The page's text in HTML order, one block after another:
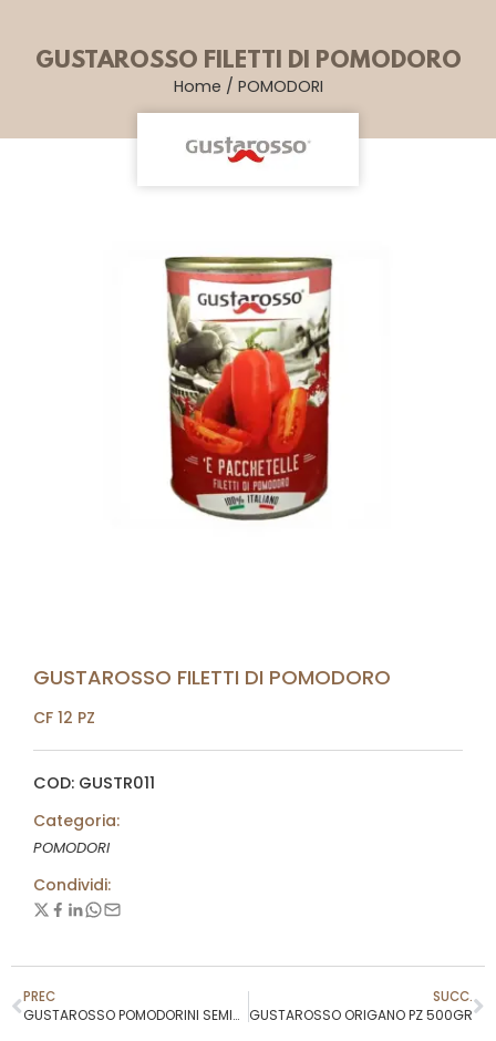
GUSTAROSSO FILETTI DI POMODORO
Home / POMODORI
GUSTAROSSO FILETTI DI POMODORO
CF 12 PZ
COD: GUSTR011
Categoria:
POMODORI
Condividi:
PREC
GUSTAROSSO POMODORINI SEMIDRY IN OLIO
SUCC.
GUSTAROSSO ORIGANO PZ 500GR